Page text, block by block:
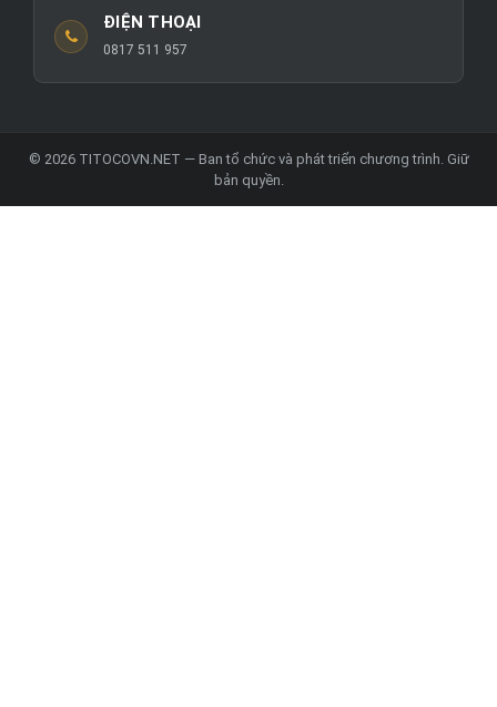
ĐIỆN THOẠI
0817 511 957
© 2026 TITOCOVN.NET — Ban tổ chức và phát triển chương trình. Giữ
bản quyền.